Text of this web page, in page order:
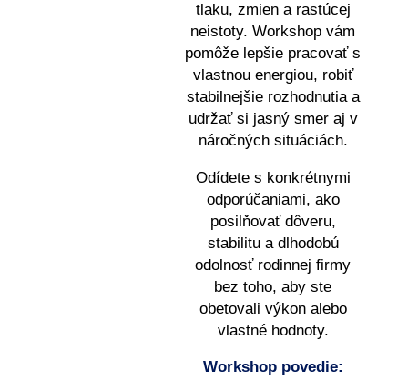
tlaku, zmien a rastúcej
neistoty. Workshop vám
pomôže lepšie pracovať s
vlastnou energiou, robiť
stabilnejšie rozhodnutia a
udržať si jasný smer aj v
náročných situáciách.
Odídete s konkrétnymi
odporúčaniami, ako
posilňovať dôveru,
stabilitu a dlhodobú
odolnosť rodinnej firmy
bez toho, aby ste
obetovali výkon alebo
vlastné hodnoty.
Workshop povedie: